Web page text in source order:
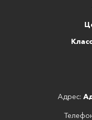
Адрес: